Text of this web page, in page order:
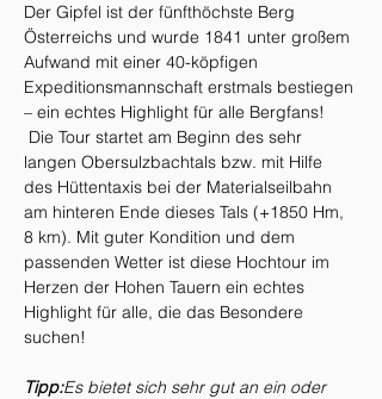
Der Gipfel ist der fünfthöchste Berg
Österreichs und wurde 1841 unter großem
Aufwand mit einer 40-köpfigen
Expeditionsmannschaft erstmals bestiegen
– ein echtes Highlight für alle Bergfans!
langen Obersulzbachtals bzw. mit Hilfe
des Hüttentaxis bei der Materialseilbahn
am hinteren Ende dieses Tals (+1850 Hm,
8 km). Mit guter Kondition und dem
passenden Wetter ist diese Hochtour im
Herzen der Hohen Tauern ein echtes
Highlight für alle, die das Besondere
suchen!
Tipp:Es bietet sich sehr gut an ein oder